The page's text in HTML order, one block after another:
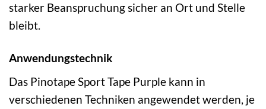
starker Beanspruchung sicher an Ort und Stelle
bleibt.
Anwendungstechnik
Das Pinotape Sport Tape Purple kann in
verschiedenen Techniken angewendet werden, je